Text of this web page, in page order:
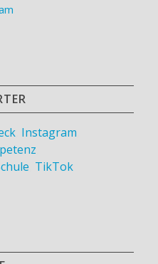
, Instagram
TikTok